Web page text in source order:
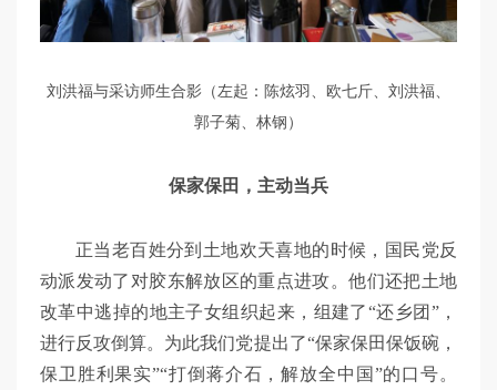
刘洪福与采访师生合影（左起：陈炫羽、欧七斤、刘洪福、
郭子菊、林钢）
保家保田，主动当兵
正当老百姓分到土地欢天喜地的时候，国民党反
动派发动了对胶东解放区的重点进攻。他们还把土地
改革中逃掉的地主子女组织起来，组建了“还乡团”，
进行反攻倒算。为此我们党提出了“保家保田保饭碗，
保卫胜利果实”“打倒蒋介石，解放全中国”的口号。